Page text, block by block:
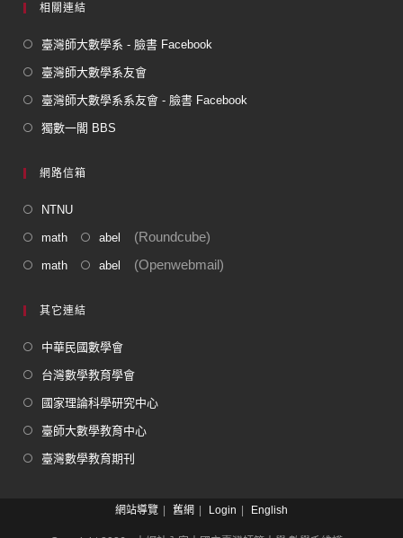
相關連結
臺灣師大數學系 - 臉書 Facebook
臺灣師大數學系友會
臺灣師大數學系系友會 - 臉書 Facebook
獨數一閣 BBS
網路信箱
NTNU
math abel (Roundcube)
math abel (Openwebmail)
其它連結
中華民國數學會
台灣數學教育學會
國家理論科學研究中心
臺師大數學教育中心
臺灣數學教育期刊
網站導覽 舊網 Login English